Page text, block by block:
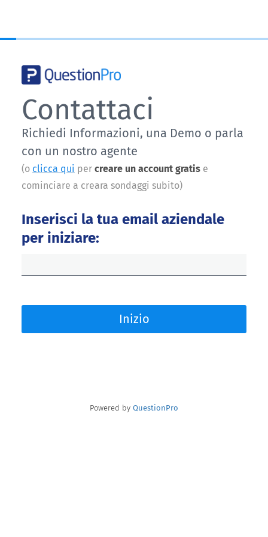
Contattaci
Richiedi Informazioni, una Demo o parla
con un nostro agente
(o clicca qui per creare un account gratis e
cominciare a creara sondaggi subito)
Inserisci la tua email aziendale
per iniziare:
Inizio
Powered by QuestionPro